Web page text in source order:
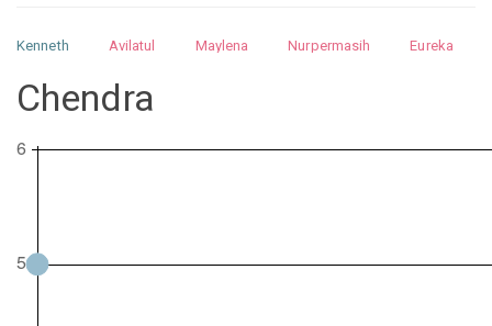
Kenneth Avilatul Maylena Nurpermasih
Eureka
Nurhilman
Pathin
Chendra